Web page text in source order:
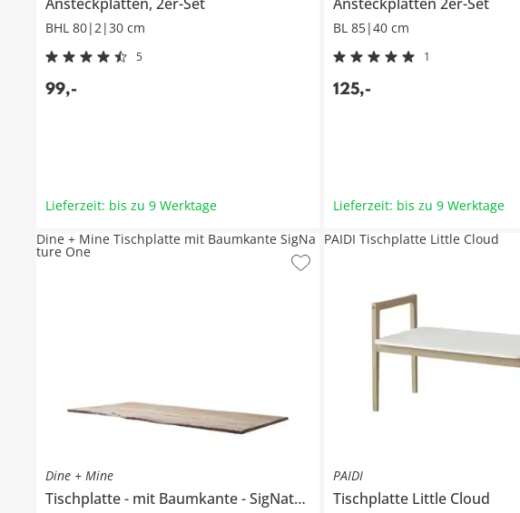
BHL 80|2|30 cm
5
99,-
Lieferzeit: bis zu 9 Werktage
BL 85|40 cm
1
125,-
Lieferzeit: bis zu 9 Werktage
Dine + Mine
Tischplatte mit Baumkante SigNature One
Dine + Mine Tischplatte mit Baumkante SigNa
ture One
PAIDI
Tischplatte Little Cloud
PAIDI Tischplatte Little Cloud